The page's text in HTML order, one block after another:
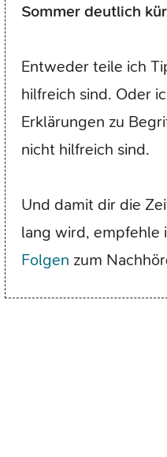
Sommer deutlich
Entweder teile ich
hilfreich sind. Oder
Erklärungen zu
nicht hilfreich sind.
Und damit dir die
lang wird, empfehle
Folgen zum